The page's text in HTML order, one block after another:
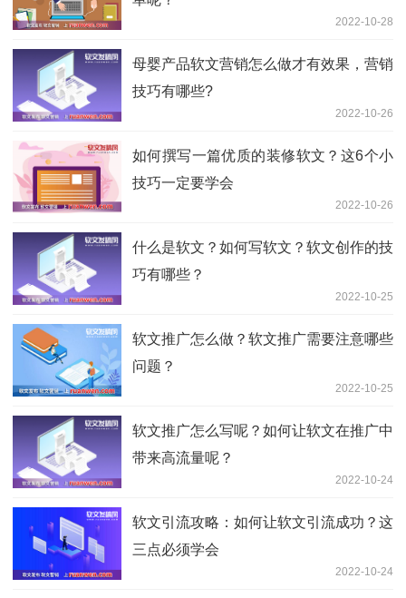
2022-10-28
母婴产品软文营销怎么做才有效果，营销
技巧有哪些?
2022-10-26
如何撰写一篇优质的装修软文？这6个小
技巧一定要学会
2022-10-26
什么是软文？如何写软文？软文创作的技
巧有哪些？
2022-10-25
软文推广怎么做？软文推广需要注意哪些
问题？
2022-10-25
软文推广怎么写呢？如何让软文在推广中
带来高流量呢？
2022-10-24
软文引流攻略：如何让软文引流成功？这
三点必须学会
2022-10-24